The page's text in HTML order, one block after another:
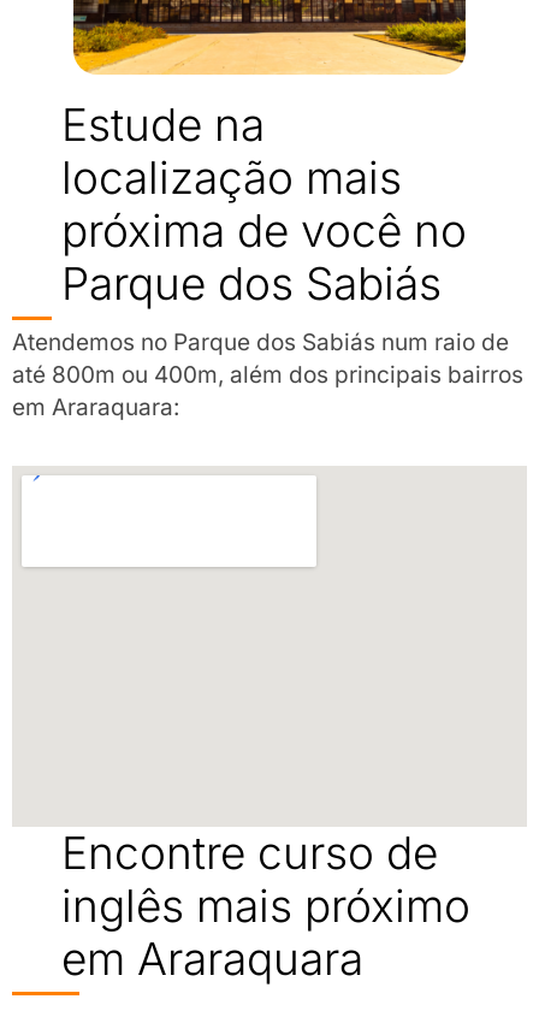
Estude na
localização mais
próxima de você no
Parque dos Sabiás
Atendemos no Parque dos Sabiás num raio de
até 800m ou 400m, além dos principais bairros
em Araraquara:
Encontre curso de
inglês mais próximo
em Araraquara